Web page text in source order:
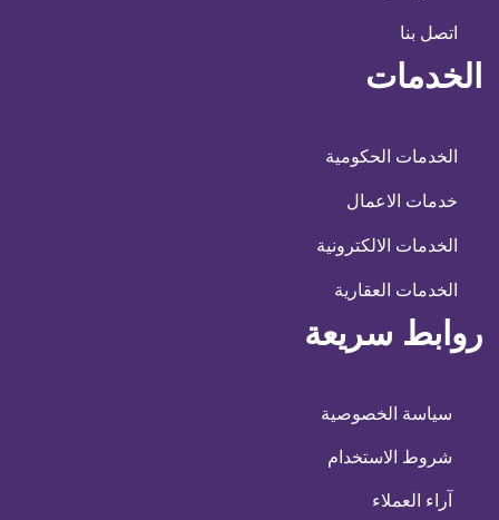
اتصل بنا
الخدمات
الخدمات الحكومية
خدمات الاعمال
الخدمات الالكترونية
الخدمات العقارية
روابط سريعة
سياسة الخصوصية
شروط الاستخدام
آراء العملاء